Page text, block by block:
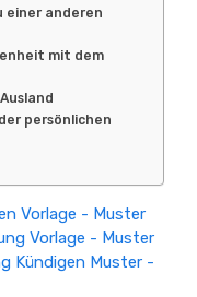
einer anderen
mit dem
persönlichen
Vorlage - Muster
Vorlage - Muster
Kündigen Muster -